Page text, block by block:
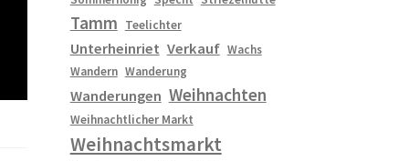
Tamm Teelichter
Unterheinriet Verkauf Wachs
Wandern Wanderung
Wanderungen Weihnachten
Weihnachtlicher Markt
Weihnachtsmarkt